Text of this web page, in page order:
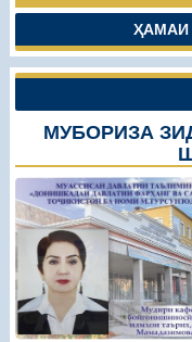
ҲАМАИ
МУБОРИЗА